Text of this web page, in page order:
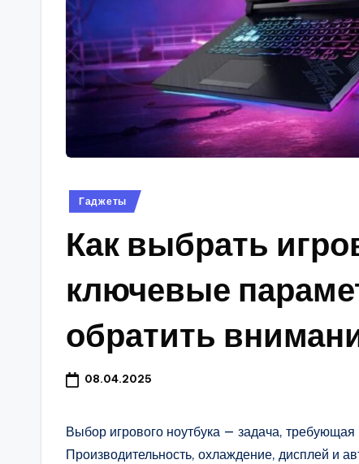
Опубликовано
Гаджеты
Как выбрать
ключевые
обратить
08.04.2025
Выбор игрового ноутбука — задача, требующая
Производительность, охлаждение, дисплей и